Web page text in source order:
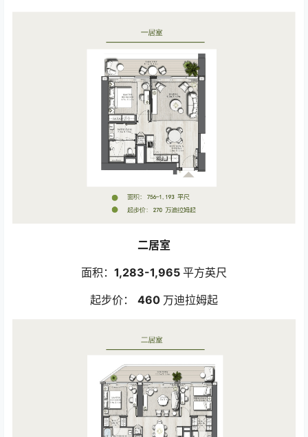
二居室
面积： 1,283-1,965 平方英尺
起步价： 460 万迪拉姆起